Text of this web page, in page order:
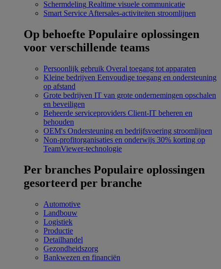
Schermdeling Realtime visuele communicatie
Smart Service Aftersales-activiteiten stroomlijnen
Op behoefte Populaire oplossingen
voor verschillende teams
Persoonlijk gebruik Overal toegang tot apparaten
Kleine bedrijven Eenvoudige toegang en ondersteuning
op afstand
Grote bedrijven IT van grote ondernemingen opschalen
en beveiligen
Beheerde serviceproviders Client-IT beheren en
behouden
OEM's Ondersteuning en bedrijfsvoering stroomlijnen
Non-profitorganisaties en onderwijs 30% korting op
TeamViewer-technologie
Per branches Populaire oplossingen
gesorteerd per branche
Automotive
Landbouw
Logistiek
Productie
Detailhandel
Gezondheidszorg
Bankwezen en financiën